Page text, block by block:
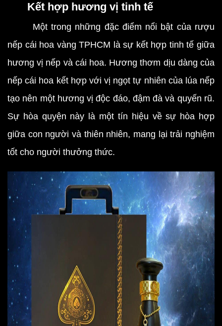
Kết hợp hương vị tinh tế
Một trong những đặc điểm nổi bật của rượu
nếp cái hoa vàng TPHCM là sự kết hợp tinh tế giữa
hương vị nếp và cái hoa. Hương thơm dịu dàng của
nếp cái hoa kết hợp với vị ngọt tự nhiên của lúa nếp
tạo nên một hương vị độc đáo, đậm đà và quyến rũ.
Sự hòa quyện này là một tín hiệu về sự hòa hợp
giữa con người và thiên nhiên, mang lại trải nghiệm
tốt cho người thưởng thức.